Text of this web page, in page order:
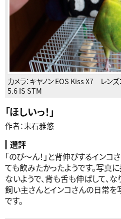
カメラ：キヤノン EOS Kiss X7 レンズ：
5.6 IS STM
「ほしいっ！ 」
作者：末石雅悠
選評
「のび〜ん！」と背伸びするインコ
ても飲みたかったようです。写真
ないようで、背も舌も伸ばして、
飼い主さんとインコさんの日常を
です。